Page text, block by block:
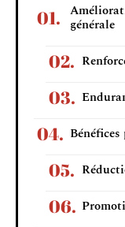
générale